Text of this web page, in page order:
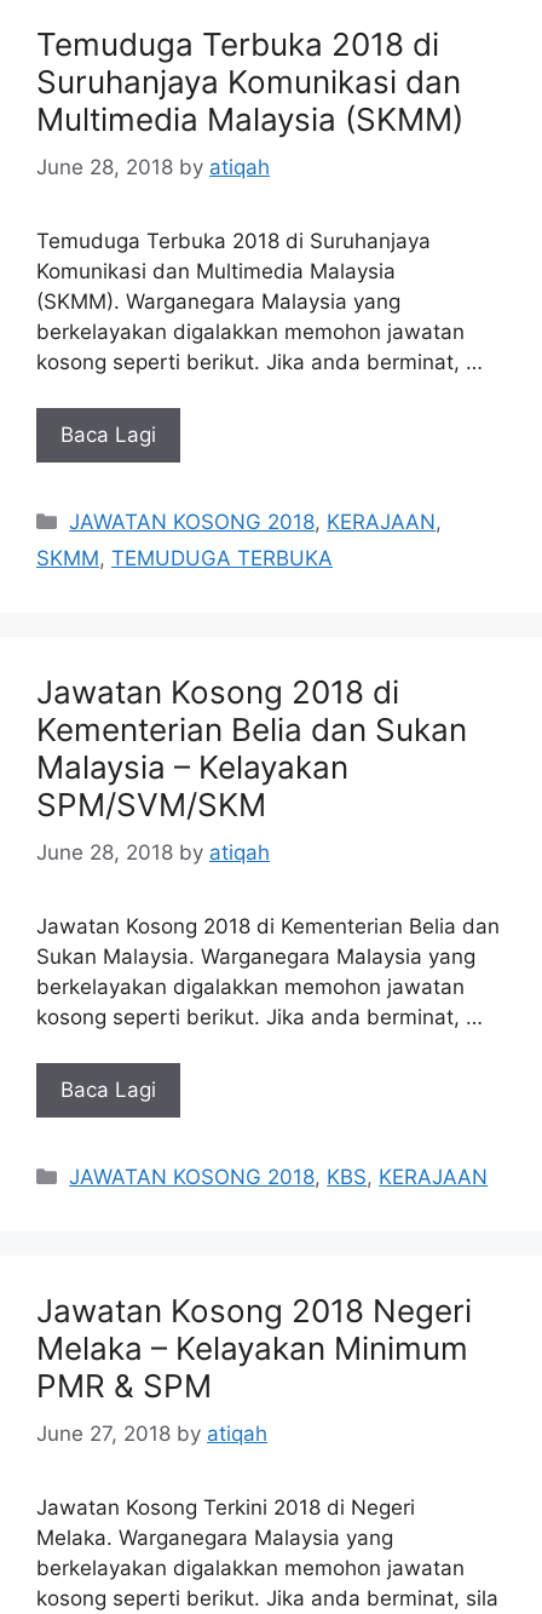
Temuduga Terbuka 2018 di
Suruhanjaya Komunikasi dan
Multimedia Malaysia (SKMM)
June 28, 2018 by atiqah
Temuduga Terbuka 2018 di Suruhanjaya
Komunikasi dan Multimedia Malaysia
(SKMM). Warganegara Malaysia yang
berkelayakan digalakkan memohon jawatan
kosong seperti berikut. Jika anda berminat, …
Baca Lagi
Categories
JAWATAN KOSONG 2018, KERAJAAN,
SKMM, TEMUDUGA TERBUKA
Jawatan Kosong 2018 di
Kementerian Belia dan Sukan
Malaysia – Kelayakan
SPM/SVM/SKM
June 28, 2018 by atiqah
Jawatan Kosong 2018 di Kementerian Belia dan
Sukan Malaysia. Warganegara Malaysia yang
berkelayakan digalakkan memohon jawatan
kosong seperti berikut. Jika anda berminat, …
Baca Lagi
Categories
JAWATAN KOSONG 2018, KBS, KERAJAAN
Jawatan Kosong 2018 Negeri
Melaka – Kelayakan Minimum
PMR & SPM
June 27, 2018 by atiqah
Jawatan Kosong Terkini 2018 di Negeri
Melaka. Warganegara Malaysia yang
berkelayakan digalakkan memohon jawatan
kosong seperti berikut. Jika anda berminat, sila